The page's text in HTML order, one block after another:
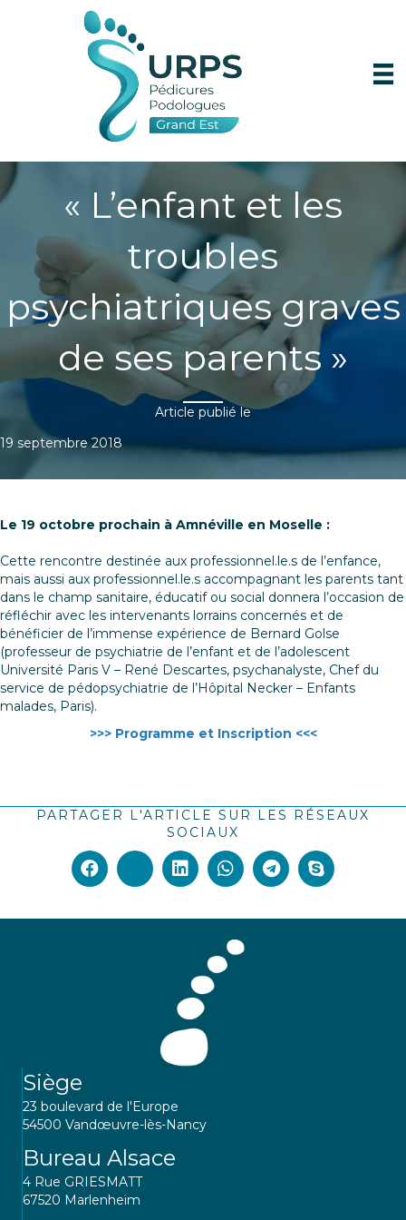
« L’enfant et les
troubles
psychiatriques graves
de ses parents »
Article publié le
19 septembre 2018
Le 19 octobre prochain à Amnéville en Moselle :
Cette rencontre destinée aux professionnel.le.s de l’enfance,
mais aussi aux professionnel.le.s accompagnant les parents tant
dans le champ sanitaire, éducatif ou social donnera l’occasion de
réfléchir avec les intervenants lorrains concernés et de
bénéficier de l’immense expérience de Bernard Golse
(professeur de psychiatrie de l’enfant et de l’adolescent
Université Paris V – René Descartes, psychanalyste, Chef du
service de pédopsychiatrie de l’Hôpital Necker – Enfants
malades, Paris).
>>> Programme et Inscription <<<
PARTAGER L'ARTICLE SUR LES RÉSEAUX
SOCIAUX
Siège
23 boulevard de l'Europe
54500 Vandœuvre-lès-Nancy
Bureau Alsace
4 Rue GRIESMATT
67520 Marlenheim